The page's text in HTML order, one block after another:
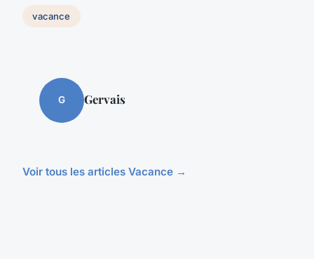
vacance
G Gervais
Voir tous les articles Vacance →